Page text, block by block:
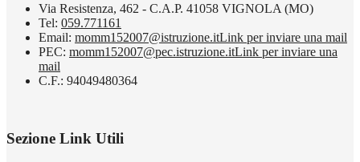
Via Resistenza, 462 - C.A.P. 41058 VIGNOLA (MO)
Tel: 059.771161
Email: momm152007@istruzione.itLink per inviare una mail
PEC: momm152007@pec.istruzione.itLink per inviare una
mail
C.F.: 94049480364
Sezione Link Utili